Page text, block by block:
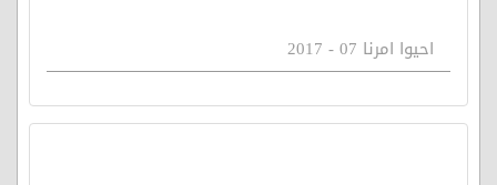
احيوا امرنا 07 - 2017